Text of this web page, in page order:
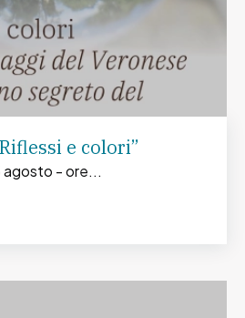
e colori”
agosto - ore...